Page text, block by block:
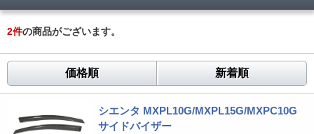
2件の商品がございます。
価格順 新着順
シエンタ MXPL10G/MXPL15G/MXPC10G
サイドバイザー